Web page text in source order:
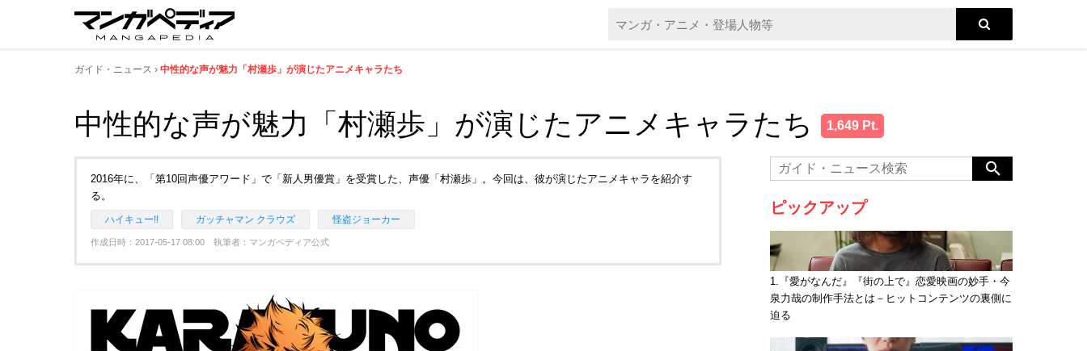
ガイド・ニュース 中性的な声が魅力「村瀬歩」が演じたアニメキャラたち
中性的な声が魅力「村瀬歩」が演じたアニメキャラたち 1,649 Pt.
2016年に、「第10回声優アワード」で「新人男優賞」を受賞した、声優「村瀬歩」。今回は、彼が演じたアニメキャラを紹介す
る。
ハイキュー!! ガッチャマン クラウズ 怪盗ジョーカー
作成日時：2017-05-17 08:00 執筆者：マンガペディア公式
ピックアップ
1.『愛がなんだ』『街の上で』恋愛映画の妙手・今
泉力哉の制作手法とは－ヒットコンテンツの裏側に
迫る